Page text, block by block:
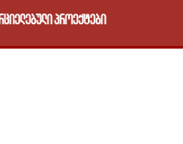
პროექტები